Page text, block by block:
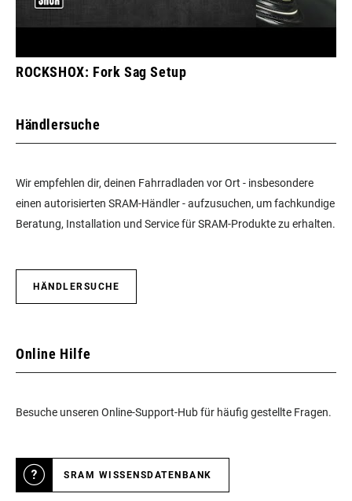
ROCKSHOX: Fork Sag Setup
Händlersuche
Wir empfehlen dir, deinen Fahrradladen vor Ort - insbesondere
einen autorisierten SRAM-Händler - aufzusuchen, um fachkundige
Beratung, Installation und Service für SRAM-Produkte zu erhalten.
HÄNDLERSUCHE
Online Hilfe
Besuche unseren Online-Support-Hub für häufig gestellte Fragen.
SRAM WISSENSDATENBANK